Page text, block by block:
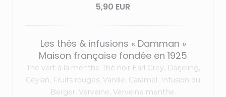
5,90 EUR
Les thés & infusions « Damman »
Maison française fondée en 1925
Thé vert à la menthe Thé noir Earl Grey, Darjeling,
Ceylan, Fruits rouges, Vanille, Caramel. Infusion du
Berger, Verveine, Verveine menthe.